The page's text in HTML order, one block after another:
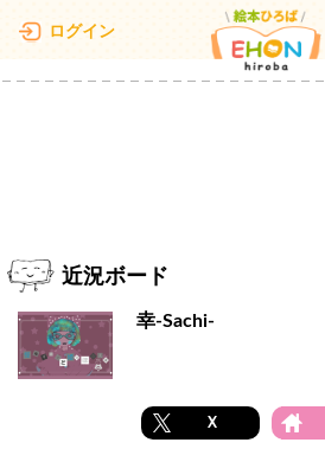
ログイン
近況ボード
幸-Sachi-
X